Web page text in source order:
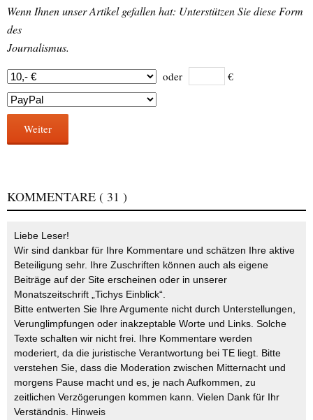
Wenn Ihnen unser Artikel gefallen hat: Unterstützen Sie diese Form
des
Journalismus.
oder €
Weiter
KOMMENTARE ( 31 )
Liebe Leser!
Wir sind dankbar für Ihre Kommentare und schätzen Ihre aktive
Beteiligung sehr. Ihre Zuschriften können auch als eigene
Beiträge auf der Site erscheinen oder in unserer
Monatszeitschrift „Tichys Einblick“.
Bitte entwerten Sie Ihre Argumente nicht durch Unterstellungen,
Verunglimpfungen oder inakzeptable Worte und Links. Solche
Texte schalten wir nicht frei. Ihre Kommentare werden
moderiert, da die juristische Verantwortung bei TE liegt. Bitte
verstehen Sie, dass die Moderation zwischen Mitternacht und
morgens Pause macht und es, je nach Aufkommen, zu
zeitlichen Verzögerungen kommen kann. Vielen Dank für Ihr
Verständnis. Hinweis